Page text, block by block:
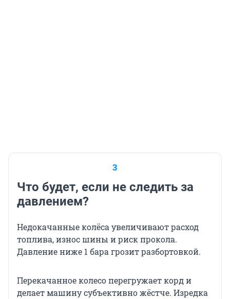
3
Что будет, если не следить за
давлением?
Недокачанные колёса увеличивают расход
топлива, износ шины и риск прокола.
Давление ниже 1 бара грозит разбортовкой.
Перекачанное колесо перегружает корд и
делает машину субъективно жёстче. Изредка